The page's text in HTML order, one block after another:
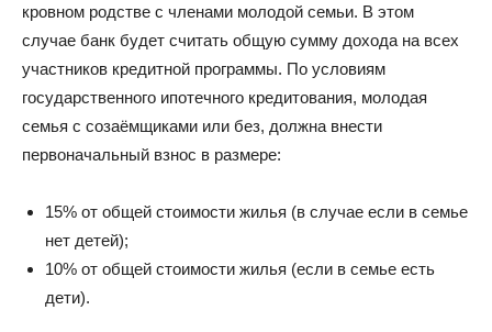
кровном родстве с членами молодой семьи. В этом
случае банк будет считать общую сумму дохода на всех
участников кредитной программы. По условиям
государственного ипотечного кредитования, молодая
семья с созаёмщиками или без, должна внести
первоначальный взнос в размере:
15% от общей стоимости жилья (в случае если в семье
нет детей);
10% от общей стоимости жилья (если в семье есть
дети).